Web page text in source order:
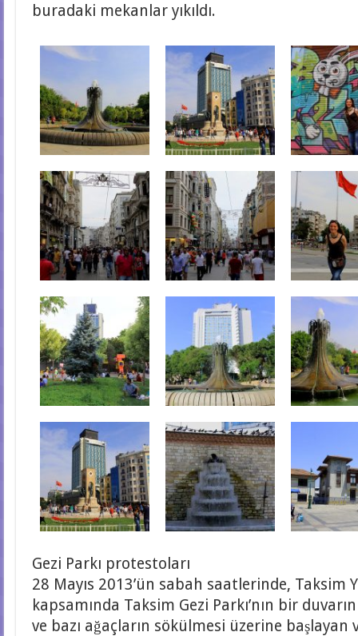
buradaki mekanlar yıkıldı.
Gezi Parkı protestoları
28 Mayıs 2013’ün sabah saatlerinde, Taksim
kapsamında Taksim Gezi Parkı’nın bir
ve bazı ağaçların sökülmesi üzerine